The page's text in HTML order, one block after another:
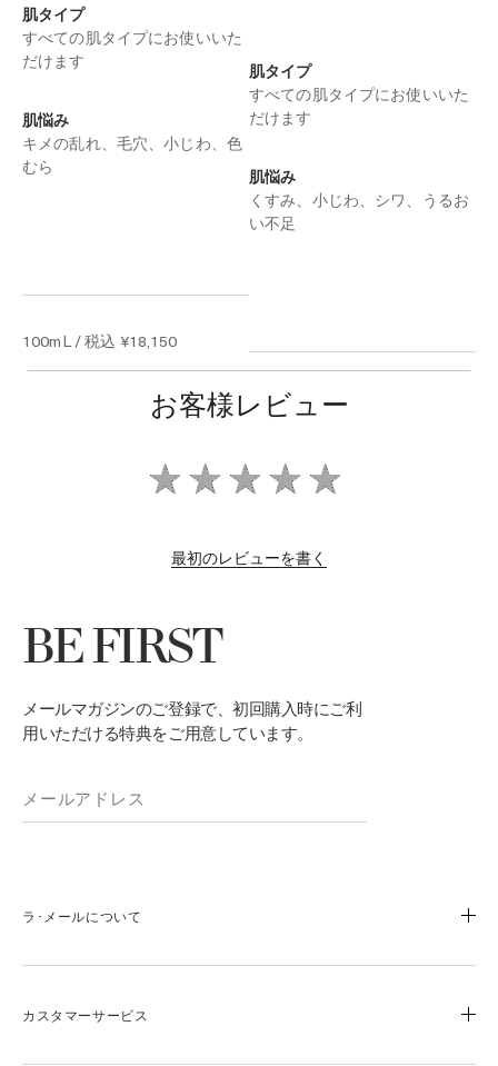
肌タイプ
すべての肌タイプにお使いいた
だけます
肌悩み
キメの乱れ、毛穴、小じわ、色
むら
100mL / 税込 ¥18,150
ショッピングバッグに追加
肌タイプ
すべての肌タイプにお使いいた
だけます
肌悩み
くすみ、小じわ、シワ、うるお
い不足
30mL / 税込 ¥36,300
お客様レビュー
最初のレビューを書く
BE FIRST
メールマガジンのご登録で、初回購入時にご利
用いただける特典をご用意しています。
ラ･メールについて
成分と製品づくりへのこだわり
カスタマーサービス